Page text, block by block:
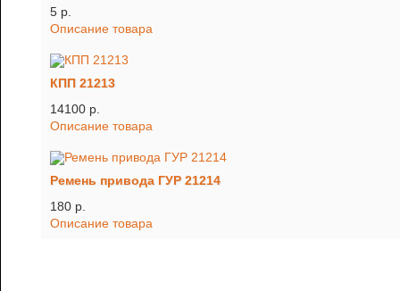
5 p.
Описание товара
КПП 21213
14100 p.
Описание товара
Ремень привода ГУР 21214
180 p.
Описание товара